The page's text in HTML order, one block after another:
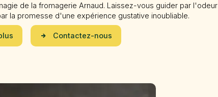
de la fromagerie Arnaud. Laissez-vous guider par l'odeur
la promesse d'une expérience gustative inoubliable.
Contactez-nous